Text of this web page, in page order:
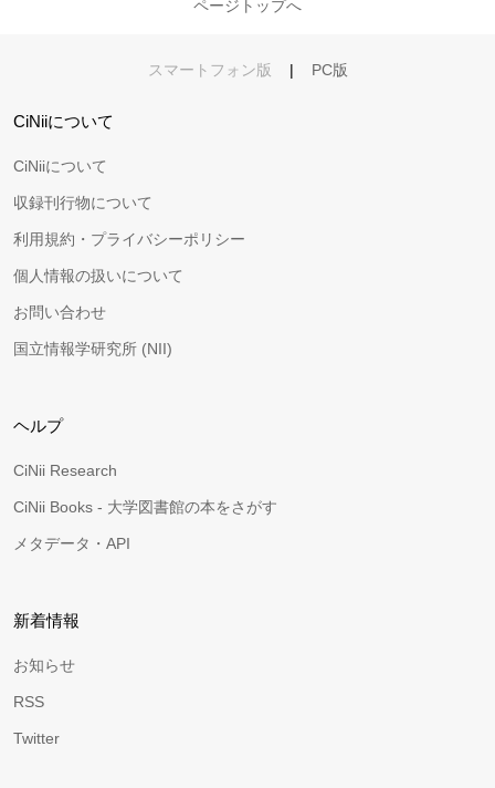
ページトップへ
スマートフォン版 | PC版
CiNiiについて
CiNiiについて
収録刊行物について
利用規約・プライバシーポリシー
個人情報の扱いについて
お問い合わせ
国立情報学研究所 (NII)
ヘルプ
CiNii Research
CiNii Books - 大学図書館の本をさがす
メタデータ・API
新着情報
お知らせ
RSS
Twitter